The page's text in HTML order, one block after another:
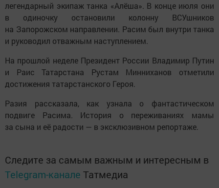
легендарный экипаж танка «Алёша». В конце июля они
в одиночку остановили колонну ВСУшников
на Запорожском направлении. Расим был внутри танка
и руководил отважным наступлением.
На прошлой неделе Президент России Владимир Путин
и Раис Татарстана Рустам Минниханов отметили
достижения татарстанского Героя.
Разия рассказала, как узнала о фантастическом
подвиге Расима. История о переживаниях мамы
за сына и её радости — в эксклюзивном репортаже.
Следите за самым важным и интересным в
Telegram-канале Татмедиа